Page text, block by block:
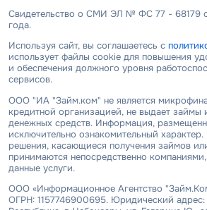
Свидетельство о СМИ ЭЛ № ФС 77 - 68179
года.
Используя сайт, вы соглашаетесь с
использует файлы cookie для повышения
и обеспечения должного уровня
сервисов.
ООО "ИА "Займ.ком" не является
кредитной организацией, не выдает займы
денежных средств. Информация,
исключительно ознакомительный
решения, касающиеся получения займов
принимаются непосредственно
данные услуги.
ООО «Информационное Агентство
ОГРН: 1157746900695. Юридический